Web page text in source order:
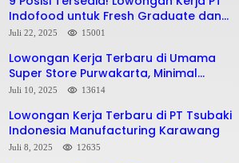
Indofood untuk Fresh Graduate dan
Tamatan SMA SMK
Juli 22, 2025 15001
Lowongan Kerja Terbaru di Umama
Super Store Purwakarta, Minimal
Lulusan SMA SMK
Juli 10, 2025 13614
Lowongan Kerja Terbaru di PT Tsubaki
Indonesia Manufacturing Karawang
Juli 8, 2025 12635